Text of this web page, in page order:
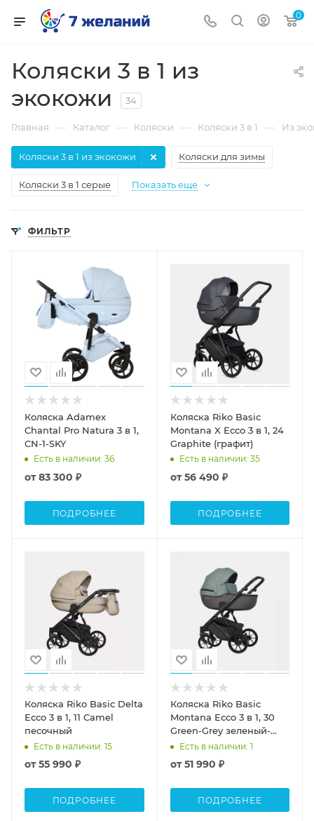
0
Коляски 3 в 1 из
экокожи
34
Главная — Каталог — Коляски — Коляски 3 в 1 — Из
Коляски для зимы
Коляски 3 в 1 из экокожи
Коляски 3 в 1 серые Показать еще
ФИЛЬТР
Коляска Adamex
Chantal Pro Natura 3 в 1,
CN-1-SKY
Есть в наличии: 36
от83 300 ₽
ПОДРОБНЕЕ
Коляска Riko Basic
Montana X Ecco 3 в 1, 24
Graphite (графит)
Есть в наличии: 35
от56 490 ₽
ПОДРОБНЕЕ
Коляска Riko Basic Delta
Ecco 3 в 1, 11 Camel
песочный
Есть в наличии: 15
от55 990 ₽
ПОДРОБНЕЕ
Коляска Riko Basic
Montana Ecco 3 в 1, 30
Green-Grey зеленый-
серый
Есть в наличии: 1
от51 990 ₽
ПОДРОБНЕЕ